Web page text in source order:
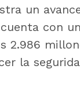
un
con
2.986
la